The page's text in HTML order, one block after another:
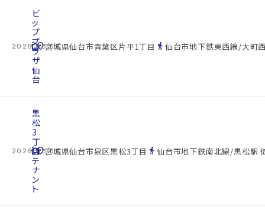
2026.08.07
cottage
ビ
ッ
プ
プ
ラ
ザ
仙
台
location_on宮城県仙台市青葉区片平1丁目 directions_walk 仙台市地下鉄東西線/大町
2026.08.07
cottage
黒
松
3
丁
目
テ
ナ
ン
ト
location_on宮城県仙台市泉区黒松3丁目 directions_walk仙台市地下鉄南北線/黒松駅